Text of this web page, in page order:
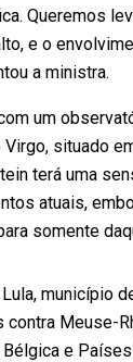
Queremos
e o
a ministra.
um
situado
terá uma
atuais,
somente
município
contra Meuse-
Bélgica e